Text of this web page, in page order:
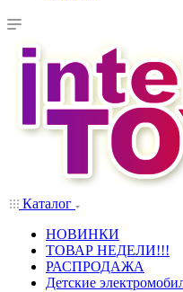
Каталог
НОВИНКИ
ТОВАР НЕДЕЛИ!!!
РАСПРОДАЖА
Детские